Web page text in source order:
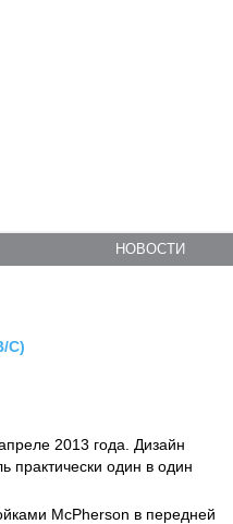
НОВОСТИ
C)
2013 года. Дизайн
практически один в один
McPherson в передней